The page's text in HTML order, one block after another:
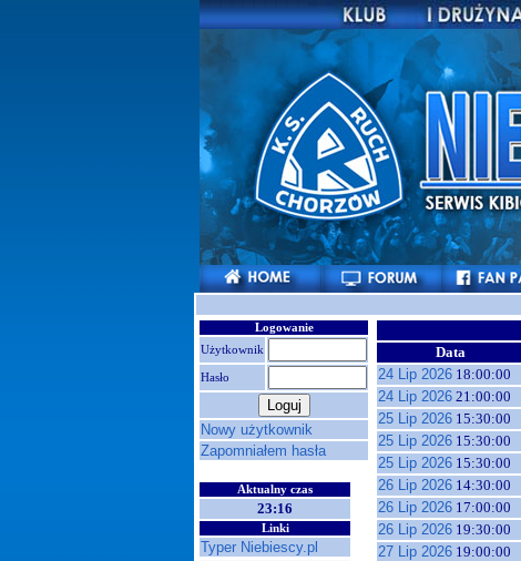
Logowanie
Użytkownik
Hasło
Nowy użytkownik
Zapomniałem hasła
Aktualny czas
23:16
Linki
Typer Niebiescy.pl
Data
24 Lip 2026 18:00:00
24 Lip 2026 21:00:00
25 Lip 2026 15:30:00
25 Lip 2026 15:30:00
25 Lip 2026 15:30:00
26 Lip 2026 14:30:00
26 Lip 2026 17:00:00
26 Lip 2026 19:30:00
27 Lip 2026 19:00:00